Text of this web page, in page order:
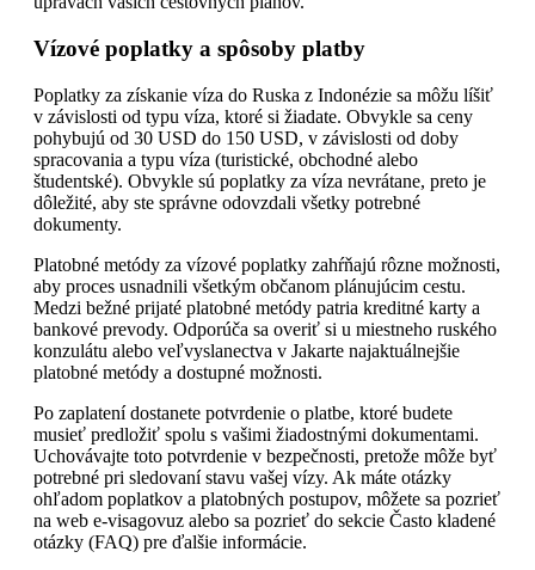
Vízové poplatky a spôsoby platby
Poplatky za získanie víza do Ruska z Indonézie sa môžu líšiť
v závislosti od typu víza, ktoré si žiadate. Obvykle sa ceny
pohybujú od 30 USD do 150 USD, v závislosti od doby
spracovania a typu víza (turistické, obchodné alebo
študentské). Obvykle sú poplatky za víza nevrátane, preto je
dôležité, aby ste správne odovzdali všetky potrebné
dokumenty.
Platobné metódy za vízové poplatky zahŕňajú rôzne možnosti,
aby proces usnadnili všetkým občanom plánujúcim cestu.
Medzi bežné prijaté platobné metódy patria kreditné karty a
bankové prevody. Odporúča sa overiť si u miestneho ruského
konzulátu alebo veľvyslanectva v Jakarte najaktuálnejšie
platobné metódy a dostupné možnosti.
Po zaplatení dostanete potvrdenie o platbe, ktoré budete
musieť predložiť spolu s vašimi žiadostnými dokumentami.
Uchovávajte toto potvrdenie v bezpečnosti, pretože môže byť
potrebné pri sledovaní stavu vašej vízy. Ak máte otázky
ohľadom poplatkov a platobných postupov, môžete sa pozrieť
na web e-visagovuz alebo sa pozrieť do sekcie Často kladené
otázky (FAQ) pre ďalšie informácie.